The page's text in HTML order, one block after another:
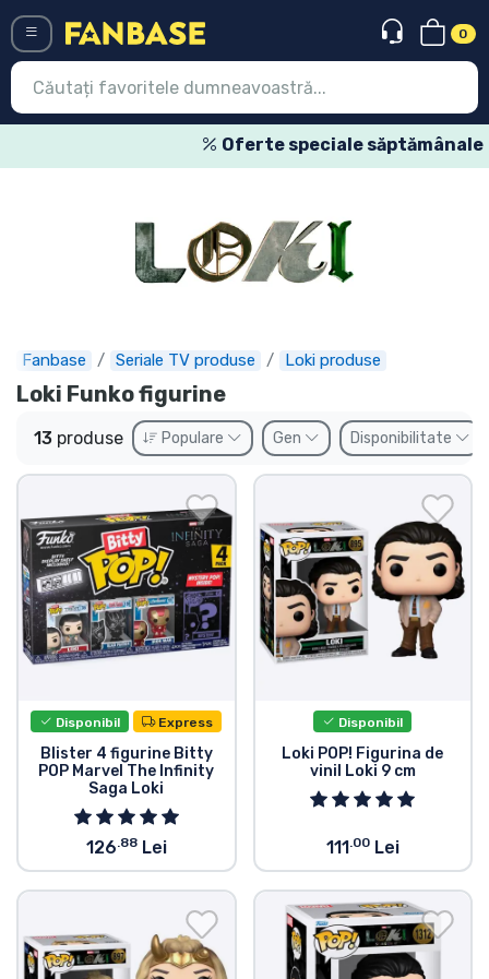
0
Oferte speciale săptămânale
Fanbase Seriale TV produse Loki produse
Loki Funko figurine
13 produse Populare Gen Disponibilitate
Disponibil Express
Blister 4 figurine Bitty
POP Marvel The Infinity
Saga Loki
126.88Lei
Disponibil
Loki POP! Figurina de
vinil Loki 9 cm
111.00Lei
Expres
Precomenzi
Outlet produse
Transport și plată
Sortare după serie
Sortare după filme
Sortare după Anime
Sortare după jocuri
Sortare după sport
Sortare după muzică